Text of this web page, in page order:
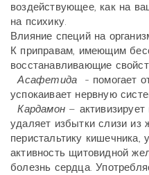
воздействующее, как на
на психику.
Влияние специй на
К приправам, имеющим
восстанавливающие
Асафетида - помогает
успокаивает нервную
Кардамон –
удаляет избытки слизи из
перистальтику
активность щитовидной
болезнь сердца.